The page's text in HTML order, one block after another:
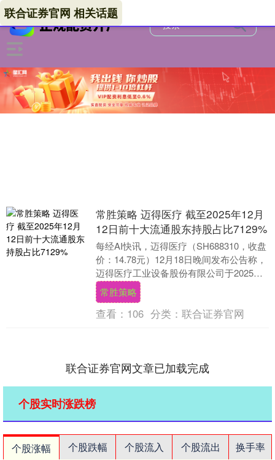
联合证券官网 相关话题
常胜策略 迈得医疗 截至2025年12月
12日前十大流通股东持股占比7129%
每经AI快讯，迈得医疗（SH688310，收盘
价：14.78元）12月18日晚间发布公告称，
迈得医疗工业设备股份有限公司于2025年
12月11日召开第五届董事会....
常胜策略
查看： 106 分类： 联合证券官网
联合证券官网文章已加载完成
个股实时涨跌榜
个股涨幅 个股跌幅 个股流入 个股流出
换手率